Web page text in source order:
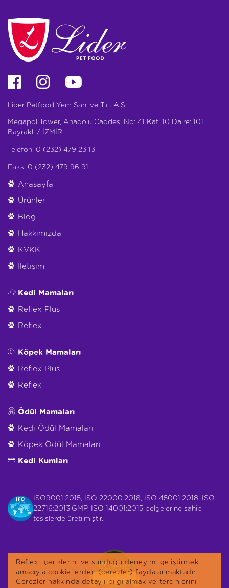
Lider Petfood Yem San. ve Tic. A.Ş.
Megapol Tower, Anadolu Caddesi No: 41 Kat: 10 Daire: 101
Bayraklı / İZMİR
Telefon: 0 (232) 479 23 13
Faks: 0 (232) 479 96 91
Anasayfa
Ürünler
Blog
Hakkımızda
KVKK
İletişim
Kedi Mamaları
Reflex Plus
Reflex
Köpek Mamaları
Reflex Plus
Reflex
Ödül Mamaları
Kedi Ödül Mamaları
Köpek Ödül Mamaları
Kedi Kumları
ISO9001:2015, ISO 22000:2018, ISO 45001:2018, ISO
22716:2013:GMP, ISO 14001:2015 belgelerine sahip
tesislerde üretilmiştir.
Reflex, içeriklerini ve sunduğu deneyimi geliştirmek
amacıyla cookie'lerden (çerezler) faydalanmaktadır.
Çerezler hakkında detaylı bilgi almak ve tercihlerini